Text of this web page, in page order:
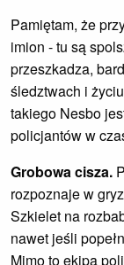
Pamiętam, że
imion - tu są
przeszkadza,
śledztwach i
takiego Nesbo
policjantów w
Grobowa cisza.
rozpoznaje w
Szkielet na
nawet jeśli
Mimo to ekipa